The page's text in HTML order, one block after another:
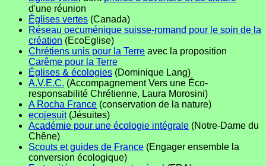
d'une réunion
Églises vertes (Canada)
Réseau oecuménique suisse-romand pour le soin de la
création (EcoEglise)
Chrétiens unis pour la Terre avec la proposition
Carême pour la Terre
Églises & écologies (Dominique Lang)
A.V.E.C. (Accompagnement Vers une Éco-
responsabilité Chrétienne, Laura Morosini)
A Rocha France (conservation de la nature)
ecojesuit(Jésuites)
Académie pour une écologie intégrale (Notre-Dame du
Chêne)
Scouts et guides de France (Engager ensemble la
conversion écologique)